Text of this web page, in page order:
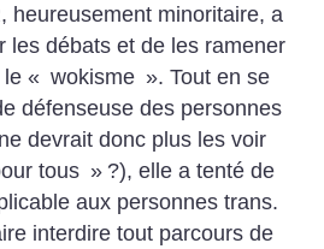
heureusement minoritaire, a
les débats et de les ramener
« wokisme ». Tout en se
défenseuse des personnes
devrait donc plus les voir
tous » ?), elle a tenté de
aux personnes trans.
interdire tout parcours de